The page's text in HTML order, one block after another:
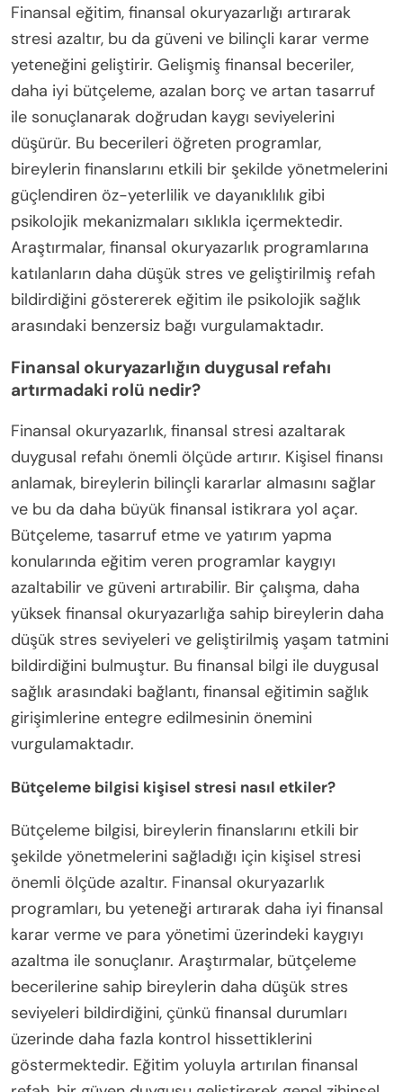
Finansal eğitim, finansal okuryazarlığı artırarak
stresi azaltır, bu da güveni ve bilinçli karar verme
yeteneğini geliştirir. Gelişmiş finansal beceriler,
daha iyi bütçeleme, azalan borç ve artan tasarruf
ile sonuçlanarak doğrudan kaygı seviyelerini
düşürür. Bu becerileri öğreten programlar,
bireylerin finanslarını etkili bir şekilde yönetmelerini
güçlendiren öz-yeterlilik ve dayanıklılık gibi
psikolojik mekanizmaları sıklıkla içermektedir.
Araştırmalar, finansal okuryazarlık programlarına
katılanların daha düşük stres ve geliştirilmiş refah
bildirdiğini göstererek eğitim ile psikolojik sağlık
arasındaki benzersiz bağı vurgulamaktadır.
Finansal okuryazarlığın duygusal refahı
artırmadaki rolü nedir?
Finansal okuryazarlık, finansal stresi azaltarak
duygusal refahı önemli ölçüde artırır. Kişisel finansı
anlamak, bireylerin bilinçli kararlar almasını sağlar
ve bu da daha büyük finansal istikrara yol açar.
Bütçeleme, tasarruf etme ve yatırım yapma
konularında eğitim veren programlar kaygıyı
azaltabilir ve güveni artırabilir. Bir çalışma, daha
yüksek finansal okuryazarlığa sahip bireylerin daha
düşük stres seviyeleri ve geliştirilmiş yaşam tatmini
bildirdiğini bulmuştur. Bu finansal bilgi ile duygusal
sağlık arasındaki bağlantı, finansal eğitimin sağlık
girişimlerine entegre edilmesinin önemini
vurgulamaktadır.
Bütçeleme bilgisi kişisel stresi nasıl etkiler?
Bütçeleme bilgisi, bireylerin finanslarını etkili bir
şekilde yönetmelerini sağladığı için kişisel stresi
önemli ölçüde azaltır. Finansal okuryazarlık
programları, bu yeteneği artırarak daha iyi finansal
karar verme ve para yönetimi üzerindeki kaygıyı
azaltma ile sonuçlanır. Araştırmalar, bütçeleme
becerilerine sahip bireylerin daha düşük stres
seviyeleri bildirdiğini, çünkü finansal durumları
üzerinde daha fazla kontrol hissettiklerini
göstermektedir. Eğitim yoluyla artırılan finansal